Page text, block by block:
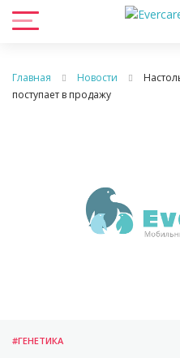
Главная Новости
поступает в продажу
#ГЕНЕТИКА